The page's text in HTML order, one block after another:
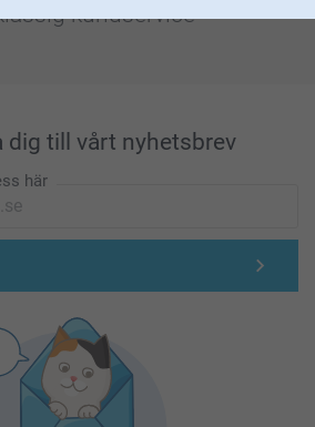
kundservice
dig till vårt nyhetsbrev
här